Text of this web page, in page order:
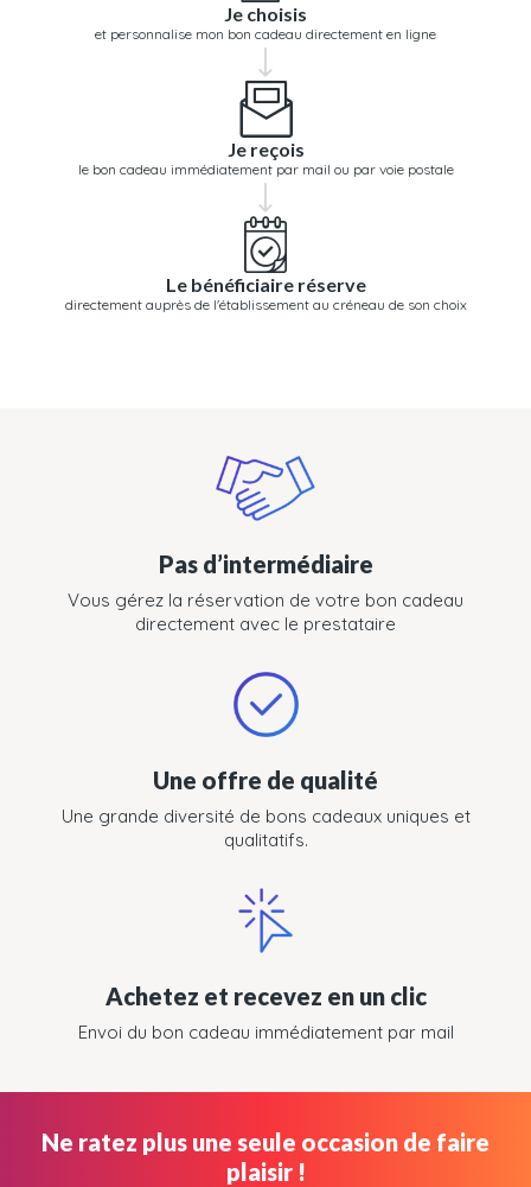
Je choisis
et personnalise mon bon cadeau directement en ligne
Je reçois
le bon cadeau immédiatement par mail ou par voie postale
Le bénéficiaire réserve
directement auprès de l'établissement au créneau de son choix
Pas d’intermédiaire
Vous gérez la réservation de votre bon cadeau
directement avec le prestataire
Une offre de qualité
Une grande diversité de bons cadeaux uniques et
qualitatifs.
Achetez et recevez en un clic
Envoi du bon cadeau immédiatement par mail
Ne ratez plus une seule occasion de faire
plaisir !